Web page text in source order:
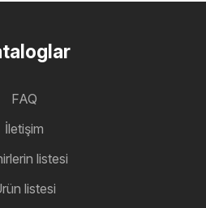
FAQ
İletişim
listesi
listesi